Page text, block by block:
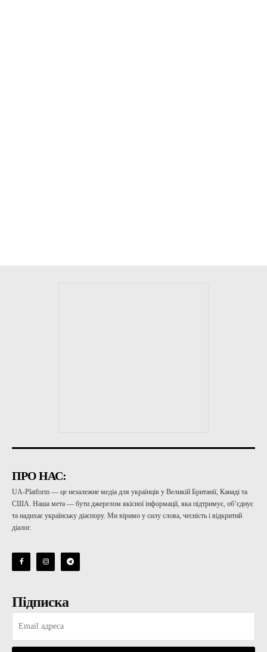
ПРО НАС:
UA-Platform — це незалежне медіа для українців у Великій Британії, Канаді та
США. Наша мета — бути джерелом якісної інформації, яка підтримує, об’єднує
та надихає українську діаспору. Ми віримо у силу слова, чесність і відкритий
діалог.
Підписка